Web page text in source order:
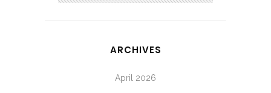
ARCHIVES
April 2026